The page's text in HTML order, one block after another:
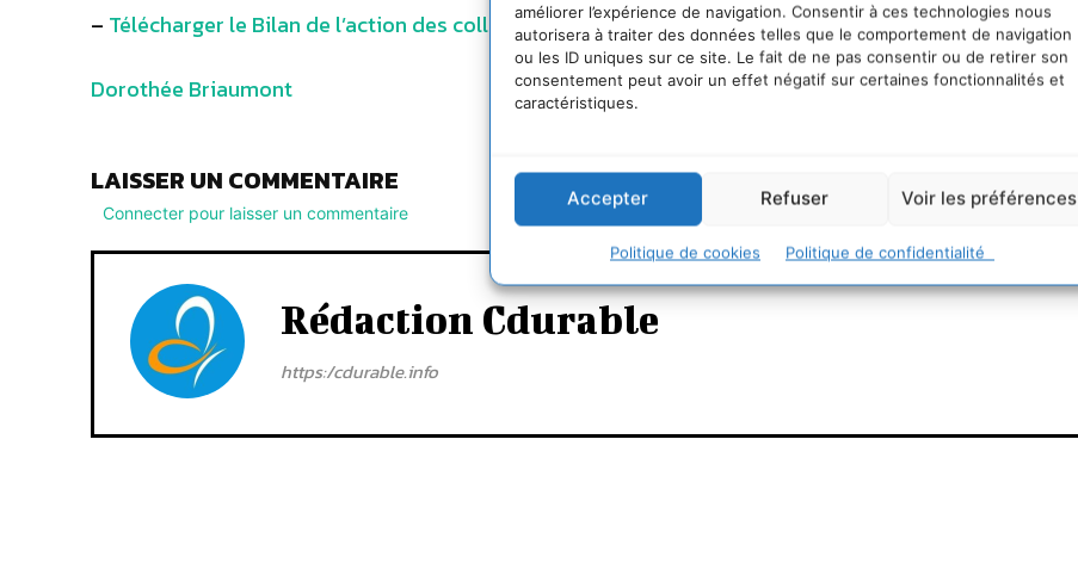
améliorer l’expérience de navigation. Consentir à ces technologies nous
autorisera à traiter des données telles que le comportement de navigation
ou les ID uniques sur ce site. Le fait de ne pas consentir ou de retirer son
consentement peut avoir un effet négatif sur certaines fonctionnalités et
caractéristiques.
Accepter Refuser Voir les préférences
Politique de cookies Politique de confidentialité
– Télécharger le Bilan de l’action des collectivités pour l’éducation au développement durable 2008
Dorothée Briaumont
LAISSER UN COMMENTAIRE
Connecter pour laisser un commentaire
Rédaction Cdurable
https:/cdurable.info